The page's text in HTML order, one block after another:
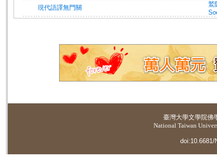
現代語譯無門關
鷲
臺灣大學文學院佛
National Taiwan
doi:10.6681/